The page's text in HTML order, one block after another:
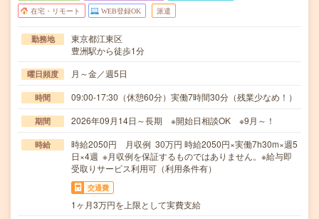
在宅・リモート WEB登録OK 派遣
勤務地
東京都江東区
豊洲駅から徒歩1分
曜日頻度 月～金／週5日
時間 09:00-17:30（休憩60分）実働7時間30分（残業少なめ！）
期間 2026年09月14日～長期 ※開始日相談OK ※9月～！
時給
時給2050円 月収例 30万円 時給2050円×実働7h30m×週5
日×4週 ※月収例を保証するものではありません。※給与即
受取りサービス利用可（利用条件有）
交通費
1ヶ月3万円を上限として実費支給